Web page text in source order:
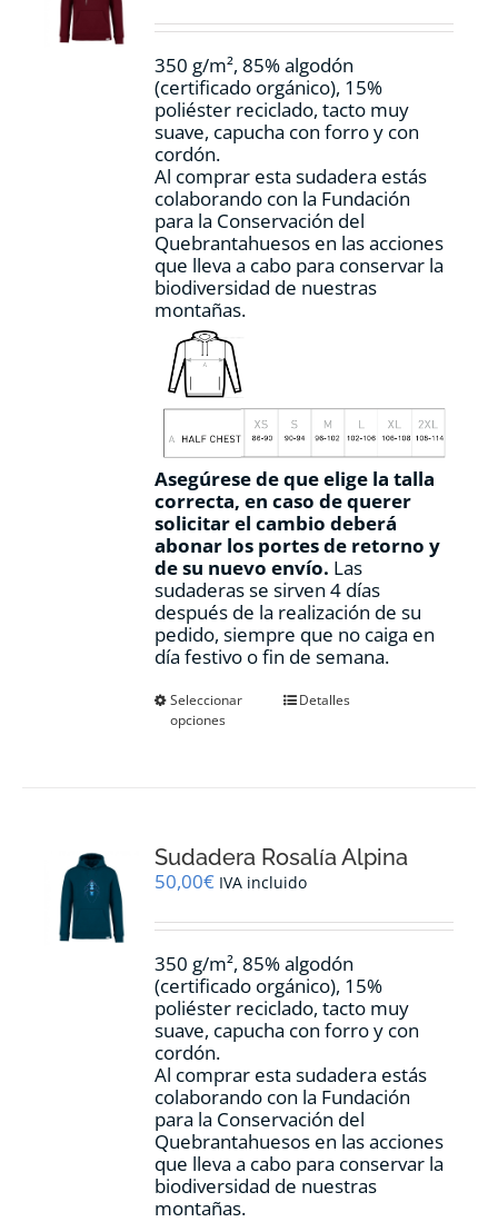
en
página
de
producto
350 g/m², 85% algodón
(certificado orgánico), 15%
poliéster reciclado, tacto muy
suave, capucha con forro y con
cordón.
Al comprar esta sudadera estás
colaborando con la Fundación
para la Conservación del
Quebrantahuesos en las acciones
que lleva a cabo para conservar la
biodiversidad de nuestras
montañas.
Asegúrese de que elige la talla
correcta, en caso de querer
solicitar el cambio deberá
abonar los portes de retorno y
de su nuevo envío. Las
sudaderas se sirven 4 días
después de la realización de su
pedido, siempre que no caiga en
día festivo o fin de semana.
Seleccionar
opciones
Este
se
pueden
en
página
de
producto
Detalles
Sudadera Rosalía Alpina
50,00€ IVA incluido
350 g/m², 85% algodón
(certificado orgánico), 15%
poliéster reciclado, tacto muy
suave, capucha con forro y con
cordón.
Al comprar esta sudadera estás
colaborando con la Fundación
para la Conservación del
Quebrantahuesos en las acciones
que lleva a cabo para conservar la
biodiversidad de nuestras
montañas.